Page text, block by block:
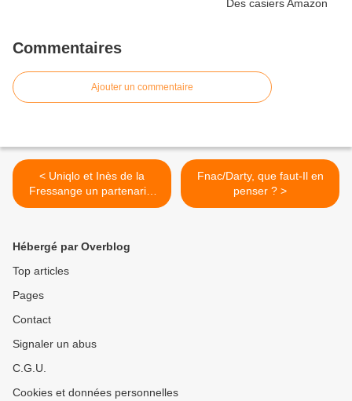
Commentaires
Ajouter un commentaire
< Uniqlo et Inès de la
Fressange un partenariat
qui marche (3)
Fnac/Darty, que faut-Il en
penser ? >
Hébergé par Overblog
Top articles
Pages
Contact
Signaler un abus
C.G.U.
Cookies et données personnelles